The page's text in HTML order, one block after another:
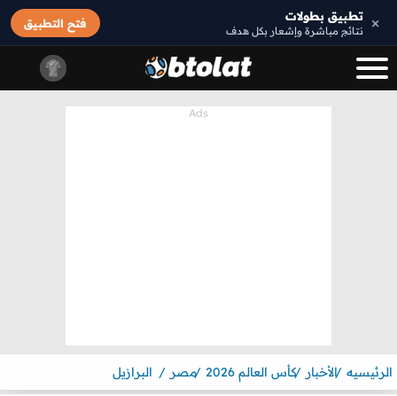
× تطبيق بطولات
نتائج مباشرة وإشعار بكل هدف
فتح التطبيق
الرئيسيه الأخبار كأس العالم 2026 مصر البرازيل